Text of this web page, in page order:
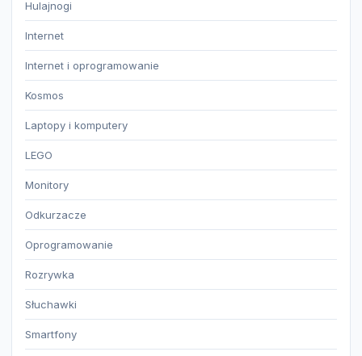
Hulajnogi
Internet
Internet i oprogramowanie
Kosmos
Laptopy i komputery
LEGO
Monitory
Odkurzacze
Oprogramowanie
Rozrywka
Słuchawki
Smartfony